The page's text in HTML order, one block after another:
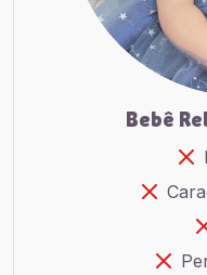
Bebê